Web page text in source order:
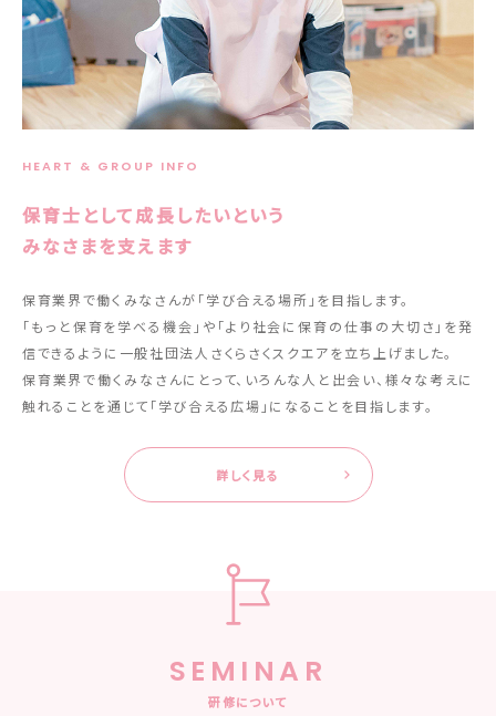
HEART & GROUP INFO
保育士として成長したいという
みなさまを支えます
保育業界で働くみなさんが「学び合える場所」を目指します。
「もっと保育を学べる機会」や「より社会に保育の仕事の大切さ」を発
信できるように一般社団法人さくらさくスクエアを立ち上げました。
保育業界で働くみなさんにとって、いろんな人と出会い、 様々な考えに
触れることを通じて 「学び合える広場」になることを目指します。
詳しく見る
SEMINAR
研修について